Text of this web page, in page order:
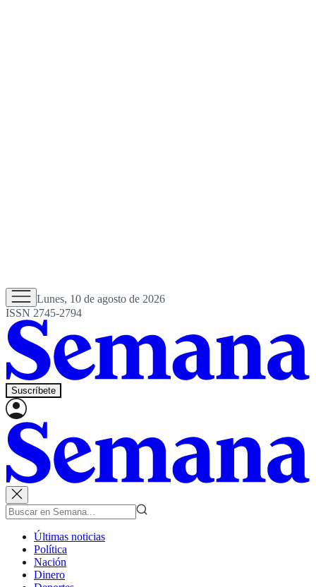
Lunes, 10 de agosto de 2026
ISSN 2745-2794
Suscríbete
Últimas noticias
Política
Nación
Dinero